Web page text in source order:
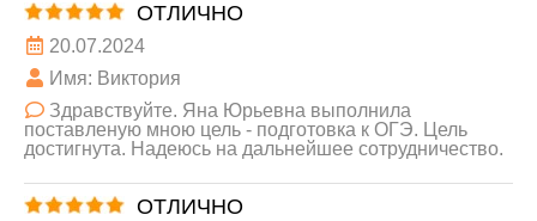
ОТЛИЧНО
20.07.2024
Имя: Виктория
Здравствуйте. Яна Юрьевна выполнила
поставленую мною цель - подготовка к ОГЭ. Цель
достигнута. Надеюсь на дальнейшее сотрудничество.
ОТЛИЧНО